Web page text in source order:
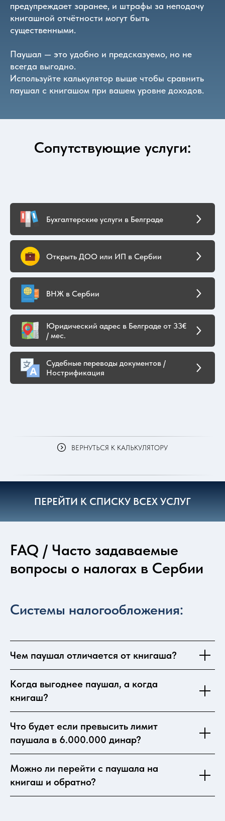
предупреждает заранее, и штрафы за неподачу
книгашной отчётности могут быть
существенными.
Паушал — это удобно и предсказуемо, но не
всегда выгодно.
Используйте калькулятор выше чтобы сравнить
паушал с книгашом при вашем уровне доходов.
Сопутствующие услуги:
Бухгалтерские услуги в Белграде
Открыть ДОО или ИП в Сербии
ВНЖ в Сербии
Юридический адрес в Белграде от 33€
/ мес.
Судебные переводы документов /
Нострификация
ВЕРНУТЬСЯ К КАЛЬКУЛЯТОРУ
ПЕРЕЙТИ К СПИСКУ ВСЕХ УСЛУГ
FAQ / Часто задаваемые
вопросы о налогах в Сербии
Системы налогообложения:
Чем паушал отличается от книгаша?
Когда выгоднее паушал, а когда
книгаш?
Что будет если превысить лимит
паушала в 6.000.000 динар?
Можно ли перейти с паушала на
книгаш и обратно?